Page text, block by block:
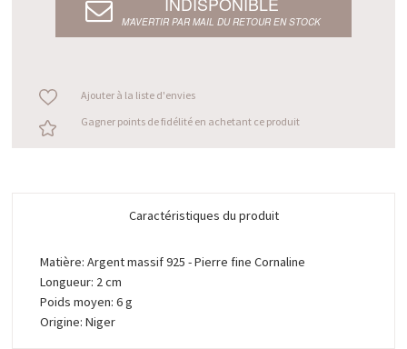
M’AVERTIR PAR MAIL DU RETOUR EN STOCK
Ajouter à la liste d'envies
Gagner points de fidélité en achetant ce produit
Caractéristiques du produit
Matière: Argent massif 925 - Pierre fine Cornaline
Longueur: 2 cm
Poids moyen: 6 g
Origine: Niger